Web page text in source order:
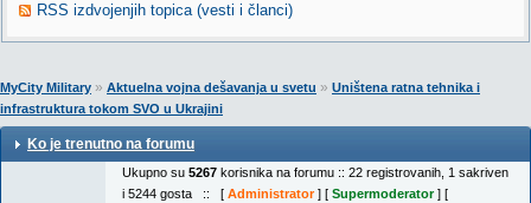
RSS izdvojenjih topica (vesti i članci)
MyCity Military » Aktuelna vojna dešavanja u svetu » Uništena ratna tehnika i
infrastruktura tokom SVO u Ukrajini
Ko je trenutno na forumu
Ukupno su 5267 korisnika na forumu :: 22 registrovanih, 1 sakriven
i 5244 gosta :: [ Administrator] [ Supermoderator] [